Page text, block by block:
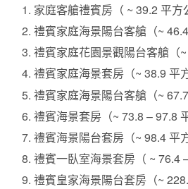
家庭客艙禮賓房（ ~ 39.2 平方
禮賓家庭海景陽台客艙（~ 46.4
禮賓家庭花園景觀陽台客艙（~
禮賓家庭海景套房（~ 38.9 平
禮賓家庭海景陽台客艙（~
禮賓海景套房（~ 73.8 – 97.8
禮賓海景陽台套房（~ 98.4 平
禮賓一臥室海景套房（ ~ 76.4
禮賓皇家海景陽台套房（~